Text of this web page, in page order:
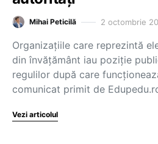
Mihai Peticilă 2 octombrie
Organizațiile care reprezintă
din învățământ iau poziție
regulilor după care
comunicat primit de
Vezi articolul